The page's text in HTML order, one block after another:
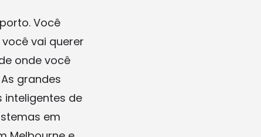
Você
vai querer
onde você
grandes
de
em